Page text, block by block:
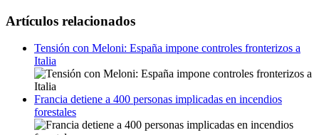
Artículos relacionados
Tensión con Meloni: España impone controles fronterizos a
Italia
Francia detiene a 400 personas implicadas en incendios
forestales